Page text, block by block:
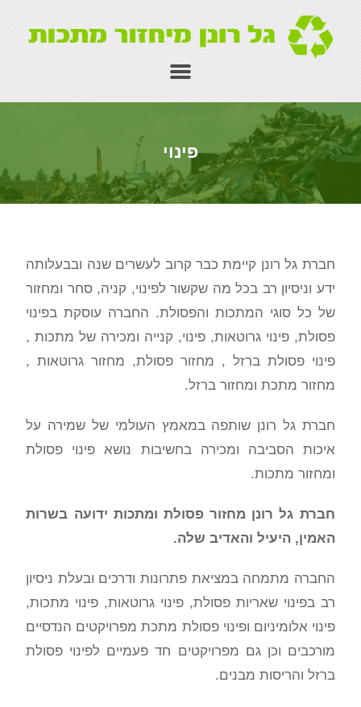
פינוי
חברת גל רונן קיימת כבר קרוב לעשרים שנה ובבעלותה
ידע וניסיון רב בכל מה שקשור לפינוי, קניה, סחר ומחזור
של כל סוגי המתכות והפסולת. החברה עוסקת בפינוי
פסולת, פינוי גרוטאות, פינוי, קנייה ומכירה של מתכות ,
פינוי פסולת ברזל , מחזור פסולת, מחזור גרוטאות ,
מחזור מתכת ומחזור ברזל.
חברת גל רונן שותפה במאמץ העולמי של שמירה על
איכות הסביבה ומכירה בחשיבות נושא פינוי פסולת
ומחזור מתכות.
חברת גל רונן מחזור פסולת ומתכות ידועה בשרות
האמין, היעיל והאדיב שלה.
החברה מתמחה במציאת פתרונות ודרכים ובעלת ניסיון
רב בפינוי שאריות פסולת, פינוי גרוטאות, פינוי מתכות,
פינוי אלומיניום ופינוי פסולת מתכת מפרויקטים הנדסיים
מורכבים וכן גם מפרויקטים חד פעמיים לפינוי פסולת
ברזל והריסות מבנים.